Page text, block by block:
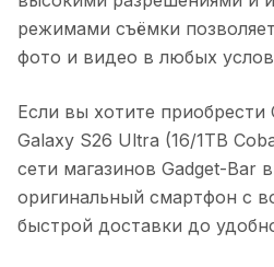
режимами съёмки
фото и видео в любых
Если вы хотите приобрести
Galaxy S26 Ultra (16/1TB
сети магазинов Gadget-Bar
оригинальный смартфон с
быстрой доставки до